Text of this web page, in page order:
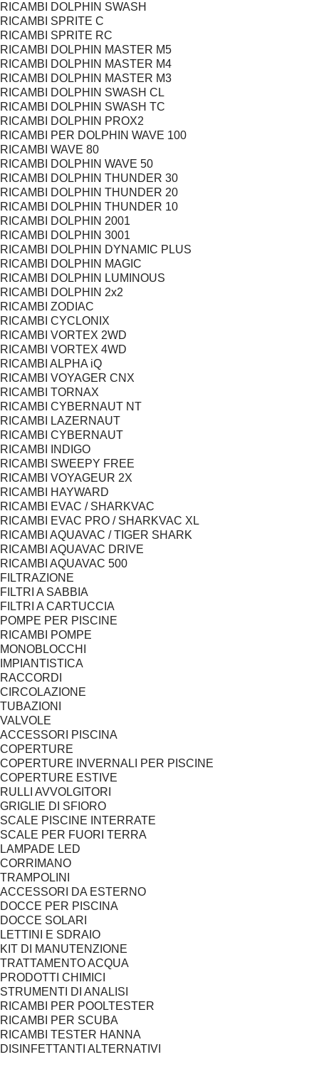
RICAMBI DOLPHIN SWASH
RICAMBI SPRITE C
RICAMBI SPRITE RC
RICAMBI DOLPHIN MASTER M5
RICAMBI DOLPHIN MASTER M4
RICAMBI DOLPHIN MASTER M3
RICAMBI DOLPHIN SWASH CL
RICAMBI DOLPHIN SWASH TC
RICAMBI DOLPHIN PROX2
RICAMBI PER DOLPHIN WAVE 100
RICAMBI WAVE 80
RICAMBI DOLPHIN WAVE 50
RICAMBI DOLPHIN THUNDER 30
RICAMBI DOLPHIN THUNDER 20
RICAMBI DOLPHIN THUNDER 10
RICAMBI DOLPHIN 2001
RICAMBI DOLPHIN 3001
RICAMBI DOLPHIN DYNAMIC PLUS
RICAMBI DOLPHIN MAGIC
RICAMBI DOLPHIN LUMINOUS
RICAMBI DOLPHIN 2x2
RICAMBI ZODIAC
RICAMBI CYCLONIX
RICAMBI VORTEX 2WD
RICAMBI VORTEX 4WD
RICAMBI ALPHA iQ
RICAMBI VOYAGER CNX
RICAMBI TORNAX
RICAMBI CYBERNAUT NT
RICAMBI LAZERNAUT
RICAMBI CYBERNAUT
RICAMBI INDIGO
RICAMBI SWEEPY FREE
RICAMBI VOYAGEUR 2X
RICAMBI HAYWARD
RICAMBI EVAC / SHARKVAC
RICAMBI EVAC PRO / SHARKVAC XL
RICAMBI AQUAVAC / TIGER SHARK
RICAMBI AQUAVAC DRIVE
RICAMBI AQUAVAC 500
FILTRAZIONE
FILTRI A SABBIA
FILTRI A CARTUCCIA
POMPE PER PISCINE
RICAMBI POMPE
MONOBLOCCHI
IMPIANTISTICA
RACCORDI
CIRCOLAZIONE
TUBAZIONI
VALVOLE
ACCESSORI PISCINA
COPERTURE
COPERTURE INVERNALI PER PISCINE
COPERTURE ESTIVE
RULLI AVVOLGITORI
GRIGLIE DI SFIORO
SCALE PISCINE INTERRATE
SCALE PER FUORI TERRA
LAMPADE LED
CORRIMANO
TRAMPOLINI
ACCESSORI DA ESTERNO
DOCCE PER PISCINA
DOCCE SOLARI
LETTINI E SDRAIO
KIT DI MANUTENZIONE
TRATTAMENTO ACQUA
PRODOTTI CHIMICI
STRUMENTI DI ANALISI
RICAMBI PER POOLTESTER
RICAMBI PER SCUBA
RICAMBI TESTER HANNA
DISINFETTANTI ALTERNATIVI